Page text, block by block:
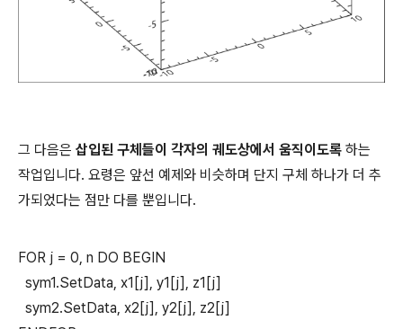
그 다음은 삽입된 구체들이 각자의 궤도상에서 움직이도록 하는
작업입니다. 요령은 앞선 예제와 비슷하며 단지 구체 하나가 더 추
가되었다는 점만 다를 뿐입니다.
FOR j = 0, n DO BEGIN
sym1.SetData, x1[j], y1[j], z1[j]
sym2.SetData, x2[j], y2[j], z2[j]